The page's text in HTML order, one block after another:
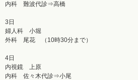
内科 難波代診⇒高橋
3日
婦人科 小堀
外科 尾花 （10時30分まで）
4日
内視鏡 上原
内科 佐々木代診⇒小尾